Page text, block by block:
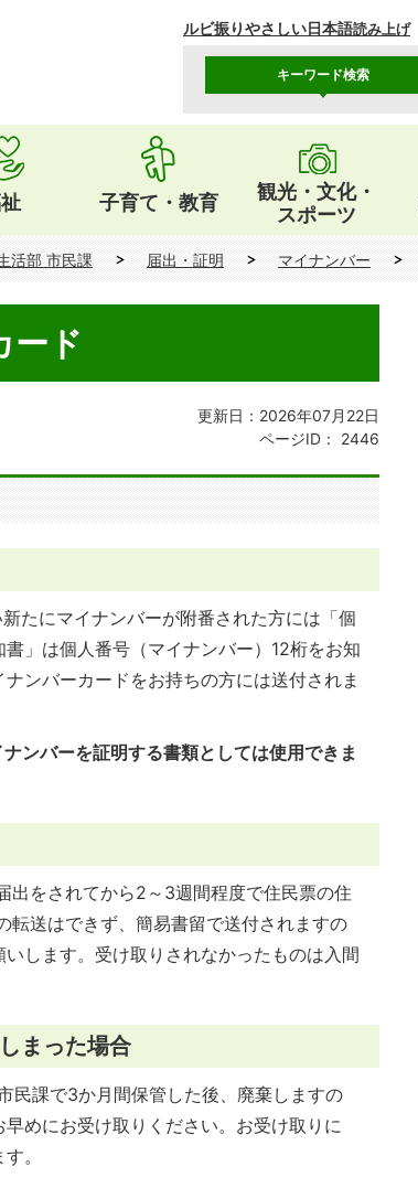
ルビ振りやさしい日本語読み上げ
キーワード検索
子育て・教育
観光・文化・
スポーツ
活部 市民課 届出・証明 マイナンバー
ード
更新日：2026年07月22日
ページID：
2446
たにマイナンバーが附番された方には「個
」は個人番号（マイナンバー）12桁をお知
ンバーカードをお持ちの方には送付されま
ンバーを証明する書類としては使用できま
出をされてから2～3週間程度で住民票の住
転送はできず、簡易書留で送付されますの
します。受け取りされなかったものは入間
まった場合
民課で3か月間保管した後、廃棄しますの
めにお受け取りください。お受け取りに
。